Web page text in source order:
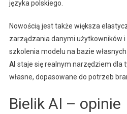
języka polskiego.
Nowością jest także większa
zarządzania danymi użytkowników
szkolenia modelu na bazie
AI staje się realnym narzędziem dla
własne, dopasowane do potrzeb
Bielik AI – opinie